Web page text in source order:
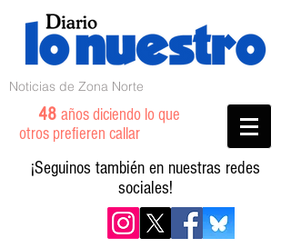
Noticias de Zona Norte
48 años diciendo lo que
otros prefieren callar
¡Seguinos también en nuestras redes
sociales!